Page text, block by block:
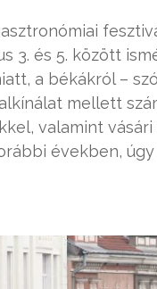
3. és 5. között
a békákról –
mellett
valamint
években,